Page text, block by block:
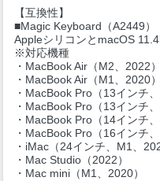
【互換性】
■Magic Keyboard（A2449）
AppleシリコンとmacOS
※対応機種
・MacBook Air（M2、2022）
・MacBook Air（M1、2020）
・MacBook Pro（13インチ
・MacBook Pro（13インチ
・MacBook Pro（14インチ、
・MacBook Pro（16インチ、
・iMac（24インチ、M1、
・Mac Studio（2022）
・Mac mini（M1、2020）